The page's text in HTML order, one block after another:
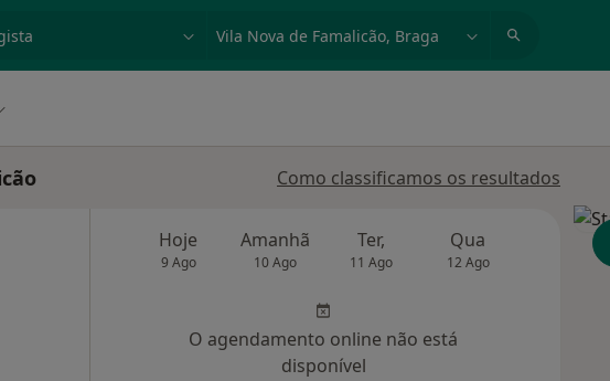
Como classificamos os resultados
Hoje
9 Ago
Amanhã
10 Ago
Ter,
11 Ago
Qua
12 Ago
O agendamento online não está
disponível